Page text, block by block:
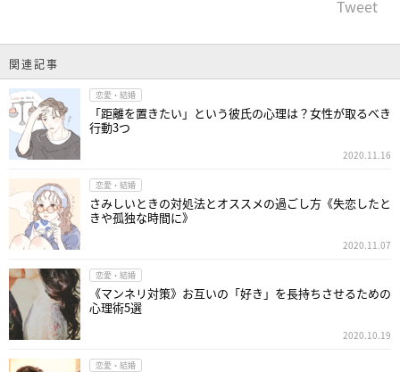
Tweet
関連記事
恋愛・結婚
「距離を置きたい」という彼氏の心理は？女性が取るべき
行動3つ
2020.11.16
恋愛・結婚
さみしいときの対処法とオススメの過ごし方《失恋したと
きや孤独な時間に》
2020.11.07
恋愛・結婚
《マンネリ対策》お互いの「好き」を長持ちさせるための
心理術5選
2020.10.19
恋愛・結婚